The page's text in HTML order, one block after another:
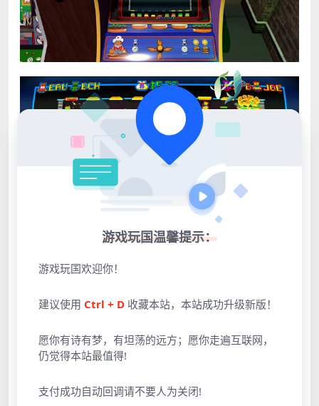
游戏玩国温馨提示：
游戏玩国欢迎你！
建议使用 Ctrl + D 收藏本站，本站成功升级新版！
愿你有诗有梦，有坦荡的远方；愿你走遍互联网，
仍觉得本站最值得!
支付成功自动回调请不要人为关闭!